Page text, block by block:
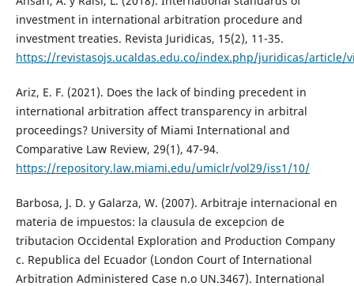
investment in international arbitration procedure and
investment treaties. Revista Juridicas, 15(2), 11-35.
https://revistasojs.ucaldas.edu.co/index.php/juridicas/article/
Ariz, E. F. (2021). Does the lack of binding precedent in
international arbitration affect transparency in arbitral
proceedings? University of Miami International and
Comparative Law Review, 29(1), 47-94.
https://repository.law.miami.edu/umiclr/vol29/iss1/10/
Barbosa, J. D. y Galarza, W. (2007). Arbitraje internacional en
materia de impuestos: la clausula de excepcion de
tributacion Occidental Exploration and Production Company
c. Republica del Ecuador (London Court of International
Arbitration Administered Case n.o UN.3467). International